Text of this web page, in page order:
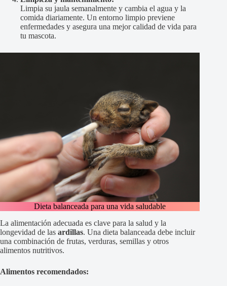
Limpia su jaula semanalmente y cambia el agua y la
comida diariamente. Un entorno limpio previene
enfermedades y asegura una mejor calidad de vida para
tu mascota.
Dieta balanceada para una vida saludable
La alimentación adecuada es clave para la salud y la
longevidad de las ardillas. Una dieta balanceada debe incluir
una combinación de frutas, verduras, semillas y otros
alimentos nutritivos.
Alimentos recomendados: